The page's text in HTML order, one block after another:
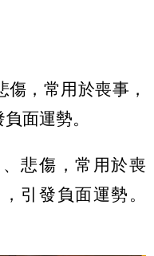
，常用於喪事，
面運勢。
悲傷，常用於喪
引發負面運勢。